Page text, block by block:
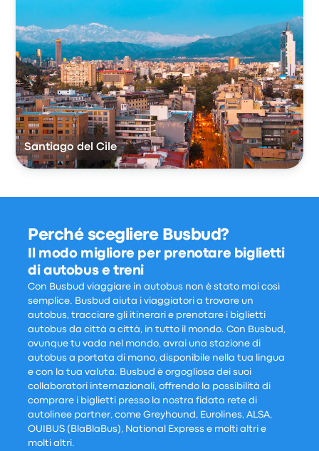
Santiago del Cile
Perché scegliere Busbud?
Il modo migliore per prenotare biglietti
di autobus e treni
Con Busbud viaggiare in autobus non è stato mai così
semplice. Busbud aiuta i viaggiatori a trovare un
autobus, tracciare gli itinerari e prenotare i biglietti
autobus da città a città, in tutto il mondo. Con Busbud,
ovunque tu vada nel mondo, avrai una stazione di
autobus a portata di mano, disponibile nella tua lingua
e con la tua valuta. Busbud è orgogliosa dei suoi
collaboratori internazionali, offrendo la possibilità di
comprare i biglietti presso la nostra fidata rete di
autolinee partner, come Greyhound, Eurolines, ALSA,
OUIBUS (BlaBlaBus), National Express e molti altri e
molti altri.